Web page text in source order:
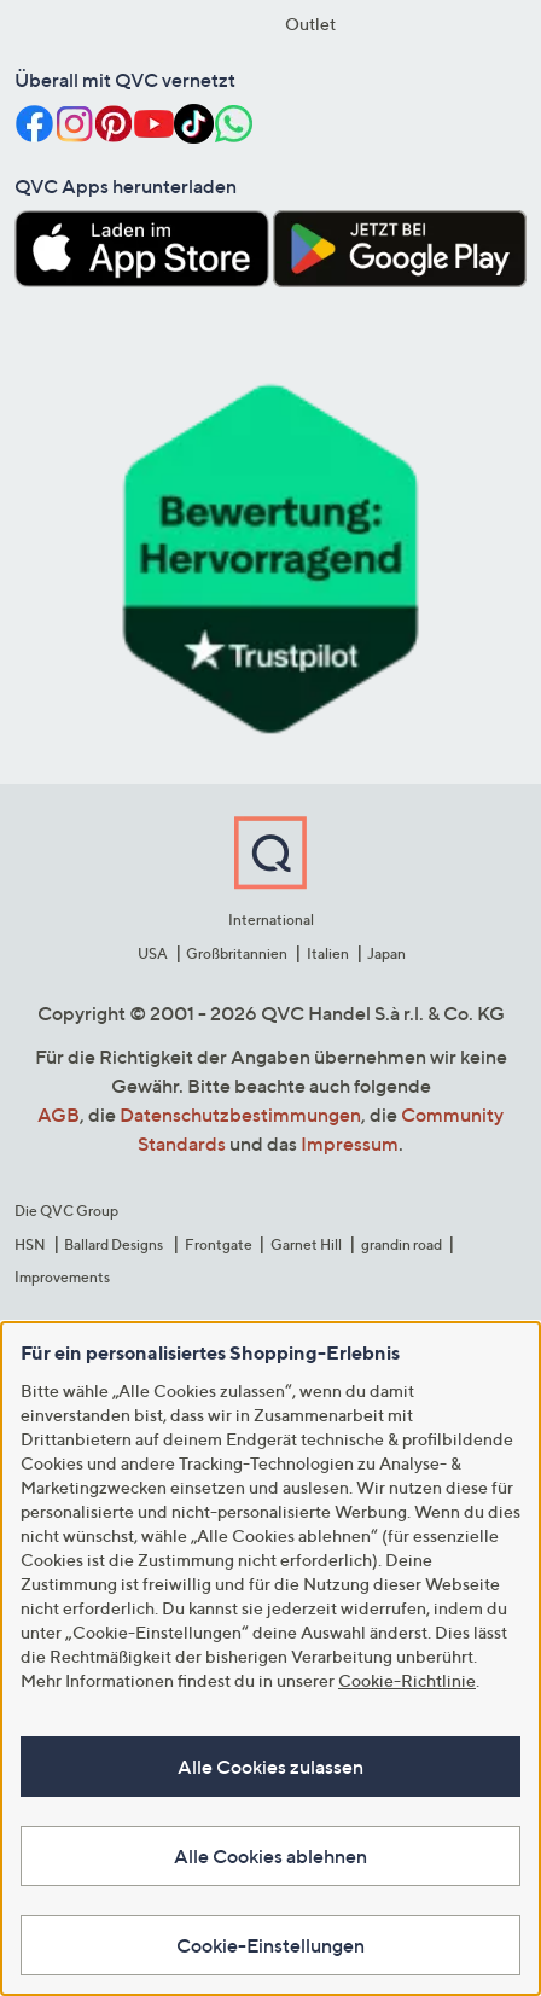
Outlet
Überall mit QVC vernetzt
QVC Apps herunterladen
International
USA
Großbritannien Italien Japan
Copyright © 2001 - 2026 QVC Handel S.à r.l. & Co. KG
Für die Richtigkeit der Angaben übernehmen wir keine
Gewähr. Bitte beachte auch folgende
AGB, die Datenschutzbestimmungen, die Community
Standards und das Impressum.
Die QVC Group
HSN
Ballard Designs Frontgate Garnet Hill
grandin road
Improvements
Für ein personalisiertes Shopping-Erlebnis
Bitte wähle „Alle Cookies zulassen“, wenn du damit
einverstanden bist, dass wir in Zusammenarbeit mit
Drittanbietern auf deinem Endgerät technische & profilbildende
Cookies und andere Tracking-Technologien zu Analyse- &
Marketingzwecken einsetzen und auslesen. Wir nutzen diese für
personalisierte und nicht-personalisierte Werbung. Wenn du dies
nicht wünschst, wähle „Alle Cookies ablehnen“ (für essenzielle
Cookies ist die Zustimmung nicht erforderlich). Deine
Zustimmung ist freiwillig und für die Nutzung dieser Webseite
nicht erforderlich. Du kannst sie jederzeit widerrufen, indem du
unter „Cookie-Einstellungen“ deine Auswahl änderst. Dies lässt
die Rechtmäßigkeit der bisherigen Verarbeitung unberührt.
Mehr Informationen findest du in unserer Cookie-Richtlinie
Alle Cookies zulassen
Alle Cookies ablehnen
Cookie-Einstellungen